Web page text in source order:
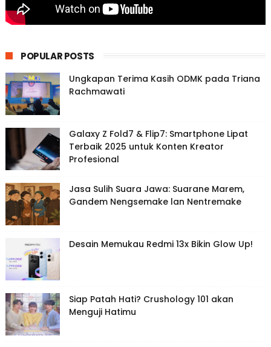
POPULAR POSTS
Ungkapan Terima Kasih ODMK pada Triana
Rachmawati
Galaxy Z Fold7 & Flip7: Smartphone Lipat
Terbaik 2025 untuk Konten Kreator
Profesional
Jasa Sulih Suara Jawa: Suarane Marem,
Gandem Nengsemake lan Nentremake
Desain Memukau Redmi 13x Bikin Glow Up!
Siap Patah Hati? Crushology 101 akan
Menguji Hatimu